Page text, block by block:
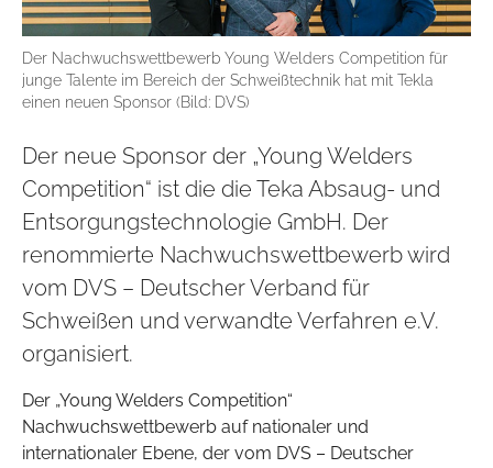
Der Nachwuchswettbewerb Young Welders Competition für
junge Talente im Bereich der Schweißtechnik hat mit Tekla
einen neuen Sponsor (Bild: DVS)
Der neue Sponsor der „Young Welders
Competition“ ist die die Teka Absaug- und
Entsorgungstechnologie GmbH. Der
renommierte Nachwuchswettbewerb wird
vom DVS – Deutscher Verband für
Schweißen und verwandte Verfahren e.V.
organisiert.
Der „Young Welders Competition“
Nachwuchswettbewerb auf nationaler und
internationaler Ebene, der vom DVS – Deutscher